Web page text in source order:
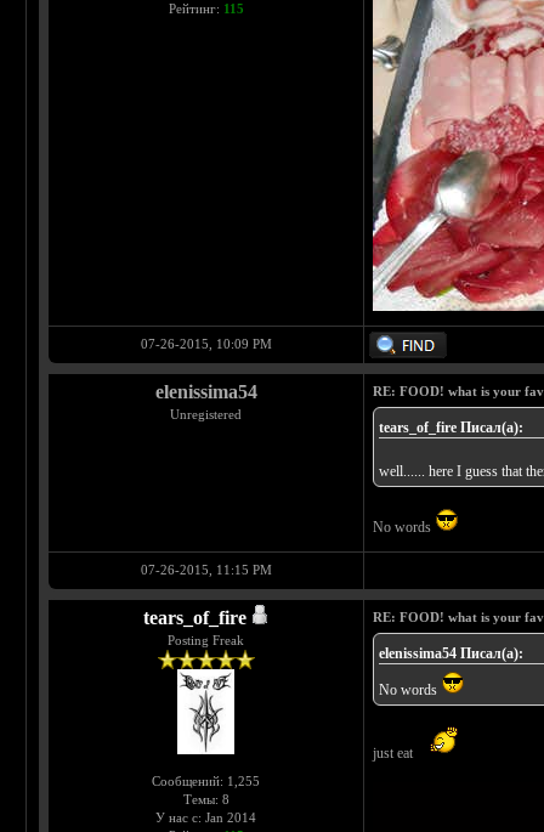
Рейтинг: 115
07-26-2015, 10:09 PM
elenissima54
Unregistered
RE: FOOD! what is your
tears_of_fire Писал(а):
well...... here I guess that
No words
07-26-2015, 11:15 PM
tears_of_fire
Posting Freak
Сообщений: 1,255
Темы: 8
У нас с: Jan 2014
RE: FOOD! what is your
elenissima54 Писал(а):
No words
just eat